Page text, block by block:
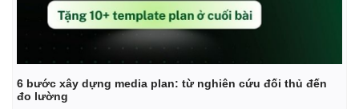
6 bước xây dựng media plan: từ nghiên cứu đối thủ đến
đo lường